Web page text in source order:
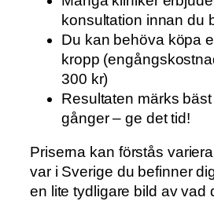
konsultation innan du
Du kan behöva köpa
kropp
300 kr)
Resultaten märks
gånger – ge det tid!
Priserna kan förstås
var i Sverige du befinner
en lite tydligare bild av vad